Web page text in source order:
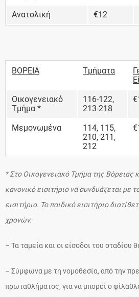
Ανατολική €12
ΒΟΡΕΙΑ Τμήματα
Οικογενειακό
Τμήμα *
116-122,
213-218
Μεμονωμένα
114, 115,
210, 211,
212
* Στο Οικογενειακό Τμήμα της Βόρειας
κανονικό εισιτήριο να συνδυάζεται με
εισιτήριο. Το παιδικό εισιτήριο
χρονών.
– Τα ταμεία και οι είσοδοι του σταδίου
– Σύμφωνα με τη νομοθεσία, από την
πρωταθλήματος, για να μπορεί ο